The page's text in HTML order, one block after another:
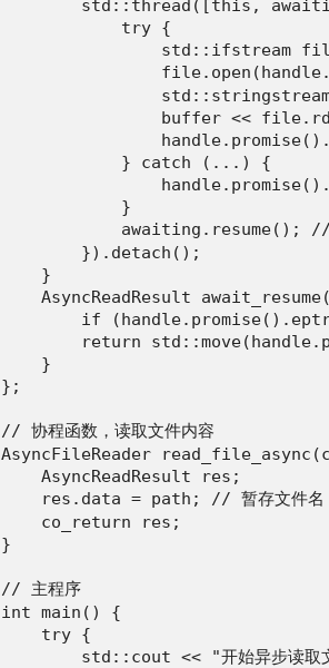
std::thread([this,
            try {
std::ifstream
buffer <<
            } catch (...) {
            }
awaiting.resume(); //
        }).detach();
    }
AsyncReadResult
if
return
    }
};
// 协程函数，读取文件内容
AsyncFileReader
    AsyncReadResult res;
    res.data = path; // 暂存文件名
    co_return res;
}
// 主程序
int main() {
    try {
std::cout << "开始异步读取